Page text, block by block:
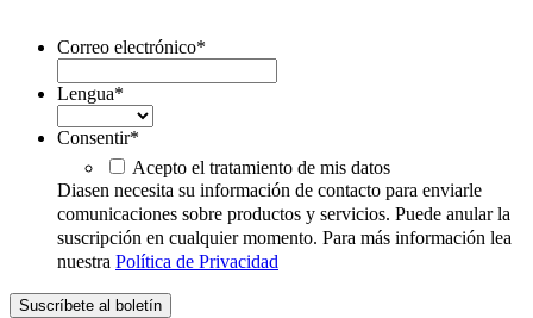
Correo electrónico*
Lengua*
Consentir*
Acepto el tratamiento de mis datos
Diasen necesita su información de contacto para enviarle
comunicaciones sobre productos y servicios. Puede anular la
suscripción en cualquier momento. Para más información lea
nuestra Política de Privacidad